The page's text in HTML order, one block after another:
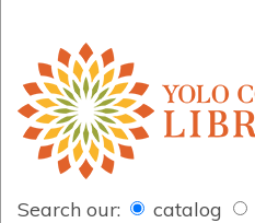
Search our: catalog